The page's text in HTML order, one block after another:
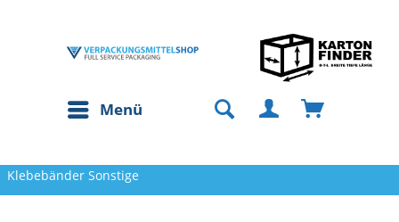
Menü
Klebebänder Sonstige